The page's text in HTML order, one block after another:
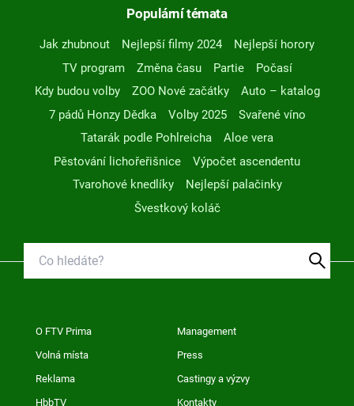
Populární témata
Jak zhubnout Nejlepší filmy 2024
Nejlepší horory
TV program
Změna času Partie
Počasí
Kdy budou volby
ZOO Nové začátky
Auto – katalog
7 pádů Honzy Dědka
Volby 2025
Svařené víno
Tatarák podle Pohlreicha
Aloe vera
Pěstování lichořeřišnice
Výpočet ascendentu
Tvarohové knedlíky
Nejlepší palačinky
Švestkový koláč
O FTV Prima Management
Volná místa Press
Reklama Castingy a výzvy
HbbTV Kontakty